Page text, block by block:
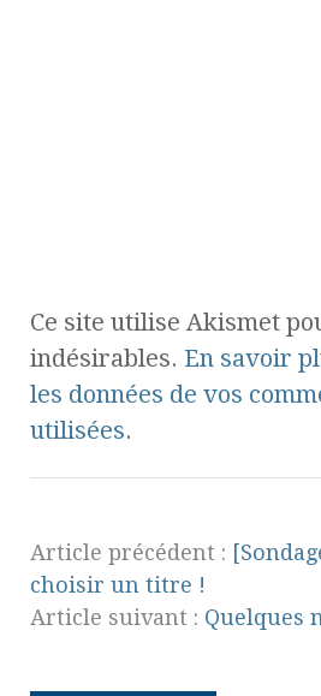
Ce site utilise Akismet
indésirables. En savoir
les données de vos
utilisées.
Article précédent :
choisir un titre !
Article suivant : Quelques